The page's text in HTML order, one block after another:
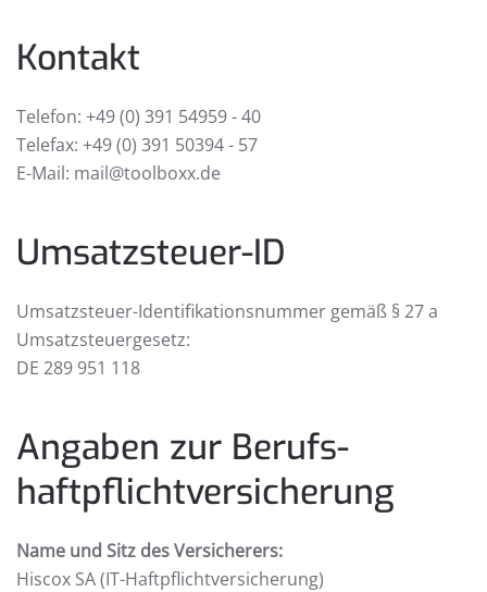
Kontakt
Telefon: +49 (0) 391 54959 - 40
Telefax: +49 (0) 391 50394 - 57
E-Mail: mail@toolboxx.de
Umsatzsteuer-ID
Umsatzsteuer-Identifikationsnummer gemäß § 27 a
Umsatzsteuergesetz:
DE 289 951 118
Angaben zur Berufs­
haftpflicht­versicherung
Name und Sitz des Versicherers:
Hiscox SA (IT-Haftpflicht­versicherung)